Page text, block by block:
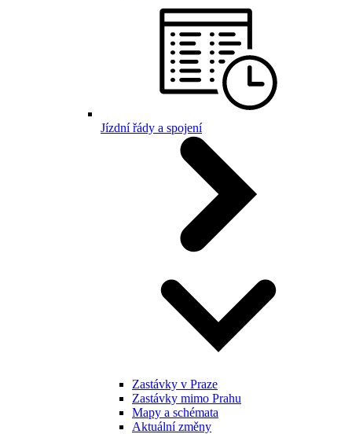
Jízdní řády a spojení
Zastávky v Praze
Zastávky mimo Prahu
Mapy a schémata
Aktuální změny